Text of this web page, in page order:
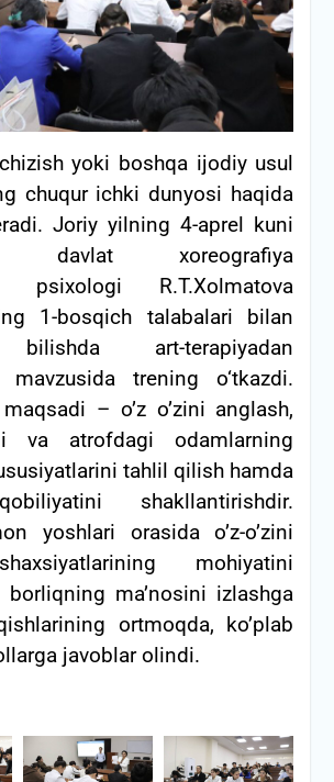
yoki boshqa ijodiy usul
chuqur ichki dunyosi haqida
Joriy yilning 4-aprel kuni
davlat xoreografiya
psixologi R.T.Xolmatova
1-bosqich talabalari bilan
bilishda art-terapiyadan
mavzusida trening o‘tkazdi.
– o’z o’zini anglash,
va atrofdagi odamlarning
tahlil qilish hamda
shakllantirishdir.
yoshlari orasida o’z-o’zini
mohiyatini
borliqning ma’nosini izlashga
ortmoqda, ko’plab
javoblar olindi.